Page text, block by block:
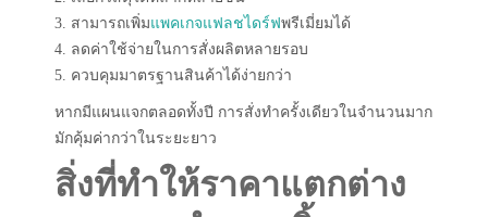
3. สามารถเพิ่มแพคเกจแฟลชไดร์ฟพรีเมี่ยมได้
4. ลดค่าใช้จ่ายในการสั่งผลิตหลายรอบ
5. ควบคุมมาตรฐานสินค้าได้ง่ายกว่า
หากมีแผนแจกตลอดทั้งปี การสั่งทำครั้งเดียวในจำนวนมาก
มักคุ้มค่ากว่าในระยะยาว
สิ่งที่ทำให้ราคาแตกต่าง